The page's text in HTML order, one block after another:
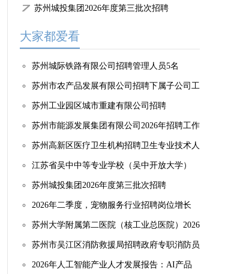
2026年公开招聘教师7人
苏州城投集团2026年度第三批次招聘
大家都爱看
苏州城际铁路有限公司招聘管理人员5名
苏州市农产品发展有限公司招聘下属子公司工
作人员
苏州工业园区城市重建有限公司招聘
苏州市能源发展集团有限公司2026年招聘工作
人员简章（第三批）
苏州高新区医疗卫生机构招聘卫生专业技术人
员61名（编外合同制）
江苏省吴中中等专业学校（吴中开放大学）
2026年公开招聘教师7人
苏州城投集团2026年度第三批次招聘
2026年二季度，宠物服务行业招聘岗位增长
43.2%
苏州大学附属第二医院（核工业总医院）2026
年度补充招聘
苏州市吴江区消防救援局招聘政府专职消防员
2026年人工智能产业人才发展报告：AI产品